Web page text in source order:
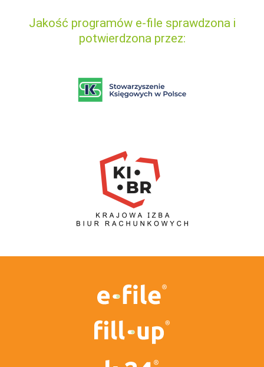
Jakość programów e-file sprawdzona i
potwierdzona przez: